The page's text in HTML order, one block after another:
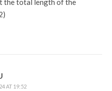
the total length of the
AT 19:52